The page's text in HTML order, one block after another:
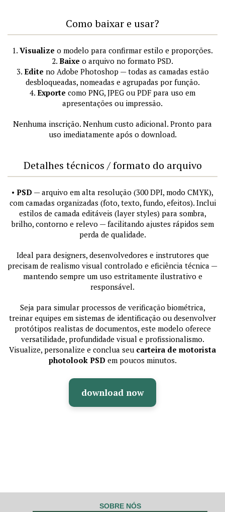
Como baixar e usar?
1. Visualize o modelo para confirmar estilo e proporções.
2. Baixe o arquivo no formato PSD.
3. Edite no Adobe Photoshop — todas as camadas estão
desbloqueadas, nomeadas e agrupadas por função.
4. Exporte como PNG, JPEG ou PDF para uso em
apresentações ou impressão.
Nenhuma inscrição. Nenhum custo adicional. Pronto para
uso imediatamente após o download.
Detalhes técnicos / formato do arquivo
• PSD — arquivo em alta resolução (300 DPI, modo CMYK),
com camadas organizadas (foto, texto, fundo, efeitos). Inclui
estilos de camada editáveis (layer styles) para sombra,
brilho, contorno e relevo — facilitando ajustes rápidos sem
perda de qualidade.
Ideal para designers, desenvolvedores e instrutores que
precisam de realismo visual controlado e eficiência técnica —
mantendo sempre um uso estritamente ilustrativo e
responsável.
Seja para simular processos de verificação biométrica,
treinar equipes em sistemas de identificação ou desenvolver
protótipos realistas de documentos, este modelo oferece
versatilidade, profundidade visual e profissionalismo.
Visualize, personalize e conclua seu carteira de motorista
photolook PSD em poucos minutos.
download now
SOBRE NÓS